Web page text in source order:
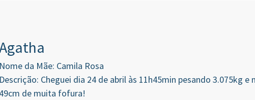
Nome da Mãe: Camila Rosa
Descrição: Cheguei dia 24 de abril às 11h45min pesando 3.075kg e
49cm de muita fofura!